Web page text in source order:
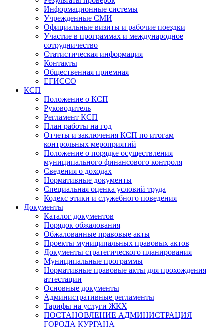
Информационные системы
Учрежденные СМИ
Официальные визиты и рабочие поездки
Участие в программах и международное
сотрудничество
Статистическая информация
Контакты
Общественная приемная
ЕГИССО
КСП
Положение о КСП
Руководитель
Регламент КСП
План работы на год
Отчеты и заключения КСП по итогам
контрольных мероприятий
Положение о порядке осуществления
муниципального финансового контроля
Сведения о доходах
Нормативные документы
Специальная оценка условий труда
Кодекс этики и служебного поведения
Документы
Каталог документов
Порядок обжалования
Обжалованные правовые акты
Проекты муниципальных правовых актов
Документы стратегического планирования
Муниципальные программы
Нормативные правовые акты для прохождения
аттестации
Основные документы
Административные регламенты
Тарифы на услуги ЖКХ
ПОСТАНОВЛЕНИЕ АДМИНИСТРАЦИЯ
ГОРОДА КУРГАНА